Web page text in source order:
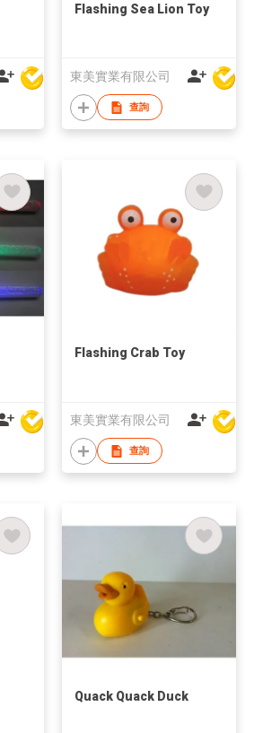
Flashing Sea Lion Toy
東美實業有限公司
查詢
Flashing Crab Toy
東美實業有限公司
查詢
Quack Quack Duck